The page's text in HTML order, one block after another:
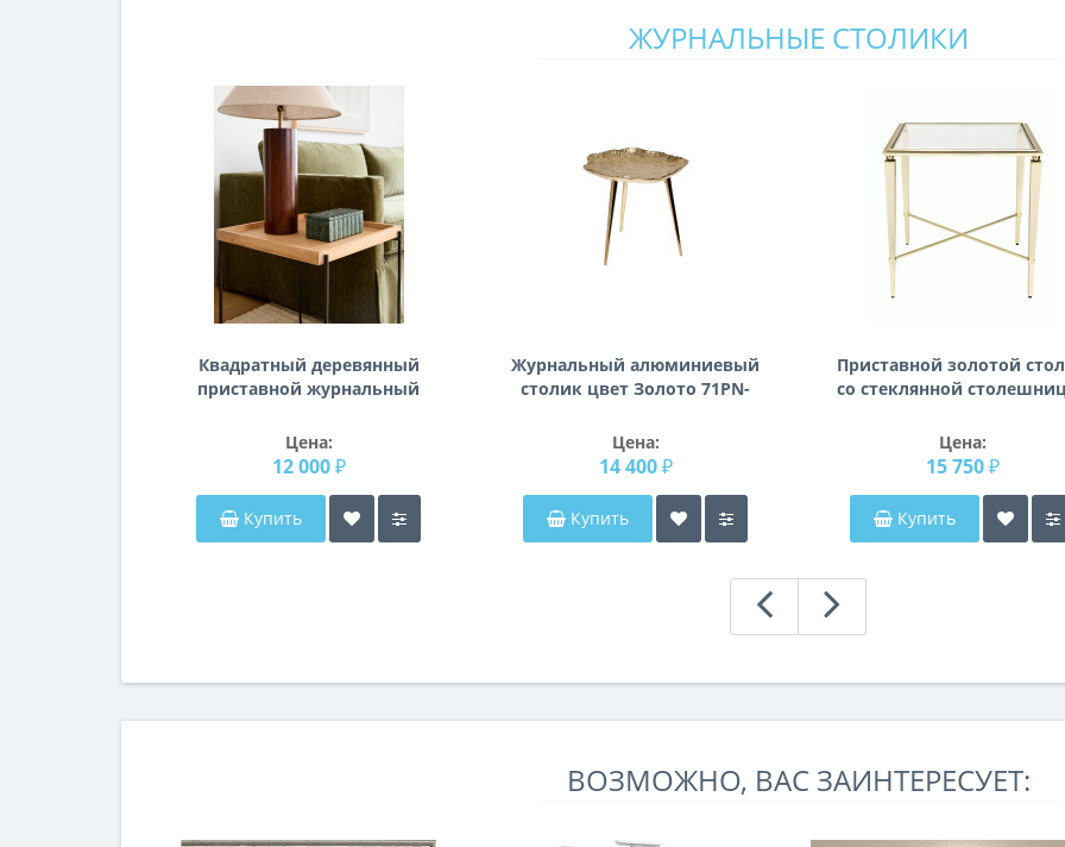
ЖУРНАЛЬНЫЕ СТОЛИКИ
Квадратный деревянный
приставной журнальный
Цена:
12 000 ₽
Купить
Журнальный алюминиевый
столик цвет Золото 71PN-
Цена:
14 400 ₽
Купить
Приставной золотой
со стеклянной
Цена:
15 750 ₽
Купить
ВОЗМОЖНО, ВАС ЗАИНТЕРЕСУЕТ: